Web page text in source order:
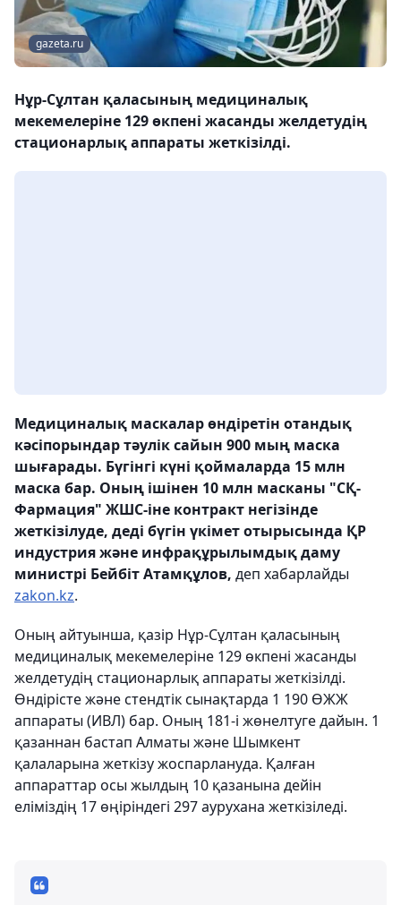
gazeta.ru
Нұр-Сұлтан қаласының медициналық
мекемелеріне 129 өкпені жасанды желдетудің
стационарлық аппараты жеткізілді.
Медициналық маскалар өндіретін отандық
кәсіпорындар тәулік сайын 900 мың маска
шығарады. Бүгінгі күні қоймаларда 15 млн
маска бар. Оның ішінен 10 млн масканы "СҚ-
Фармация" ЖШС-іне контракт негізінде
жеткізілуде, деді бүгін үкімет отырысында ҚР
индустрия және инфрақұрылымдық даму
министрі Бейбіт Атамқұлов, деп хабарлайды
zakon.kz.
Оның айтуынша, қазір Нұр-Сұлтан қаласының
медициналық мекемелеріне 129 өкпені жасанды
желдетудің стационарлық аппараты жеткізілді.
Өндірісте және стендтік сынақтарда 1 190 ӨЖЖ
аппараты (ИВЛ) бар. Оның 181-і жөнелтуге дайын. 1
қазаннан бастап Алматы және Шымкент
қалаларына жеткізу жоспарлануда. Қалған
аппараттар осы жылдың 10 қазанына дейін
еліміздің 17 өңіріндегі 297 аурухана жеткізіледі.